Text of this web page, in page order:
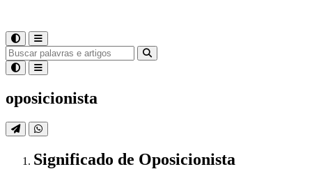
oposicionista
Significado de Oposicionista